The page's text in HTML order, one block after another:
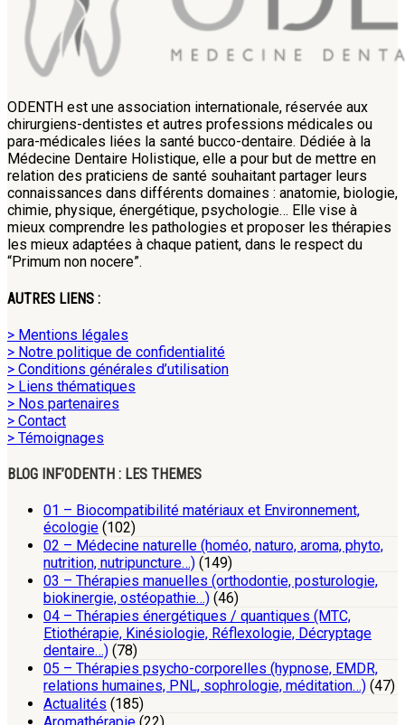
ODENTH est une association internationale, réservée aux
chirurgiens-dentistes et autres professions médicales ou
para-médicales liées la santé bucco-dentaire. Dédiée à la
Médecine Dentaire Holistique, elle a pour but de mettre en
relation des praticiens de santé souhaitant partager leurs
connaissances dans différents domaines : anatomie, biologie,
chimie, physique, énergétique, psychologie… Elle vise à
mieux comprendre les pathologies et proposer les thérapies
les mieux adaptées à chaque patient, dans le respect du
“Primum non nocere”.
AUTRES LIENS :
> Mentions légales
> Notre politique de confidentialité
> Conditions générales d’utilisation
> Liens thématiques
> Nos partenaires
> Contact
> Témoignages
BLOG INF’ODENTH : LES THEMES
01 – Biocompatibilité matériaux et Environnement,
écologie (102)
02 – Médecine naturelle (homéo, naturo, aroma, phyto,
nutrition, nutripuncture…) (149)
03 – Thérapies manuelles (orthodontie, posturologie,
biokinergie, ostéopathie…) (46)
04 – Thérapies énergétiques / quantiques (MTC,
Etiothérapie, Kinésiologie, Réflexologie, Décryptage
dentaire…) (78)
05 – Thérapies psycho-corporelles (hypnose, EMDR,
relations humaines, PNL, sophrologie, méditation…) (47)
Actualités (185)